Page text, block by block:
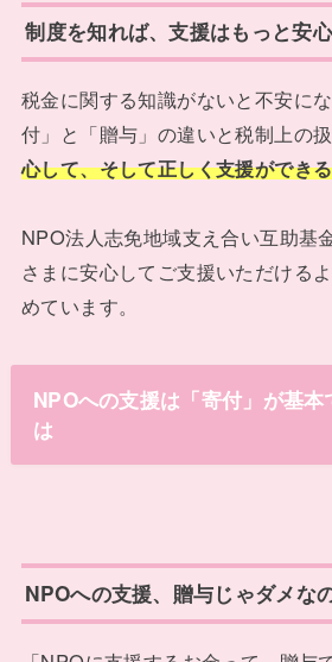
制度を知れば、支援はもっと安
税金に関する知識がないと不安に
付」と「贈与」の違いと税制上の扱
心して、そして正しく支援ができる
NPO法人志免地域支え合い互助基
さまに安心してご支援いただける
めています。
NPOへの支援は「寄付」が基本
は
NPOへの支援、贈与じゃダメな